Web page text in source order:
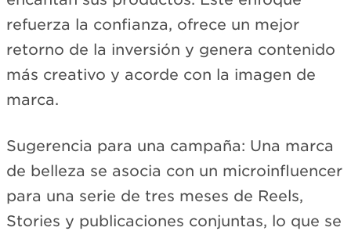
refuerza la confianza, ofrece un mejor
retorno de la inversión y genera contenido
más creativo y acorde con la imagen de
marca.
Sugerencia para una campaña: Una marca
de belleza se asocia con un microinfluencer
para una serie de tres meses de Reels,
Stories y publicaciones conjuntas, lo que se